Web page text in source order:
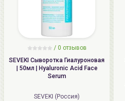
/ 0 отзывов
SEVEKI Сыворотка Гиалуроновая
| 50мл | Hyaluronic Acid Face
Serum
SEVEKI (Россия)